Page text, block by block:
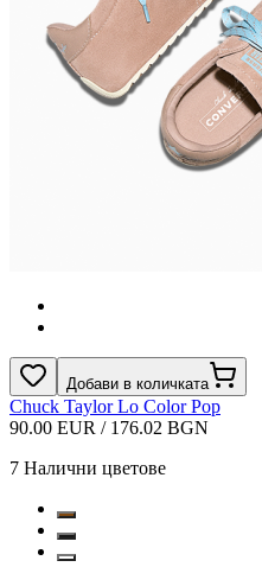
Добави в количката
Chuck Taylor Lo Color Pop
90.00 EUR / 176.02 BGN
7 Налични цветове